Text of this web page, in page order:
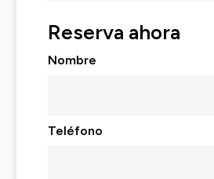
Reserva ahora
Nombre
Teléfono